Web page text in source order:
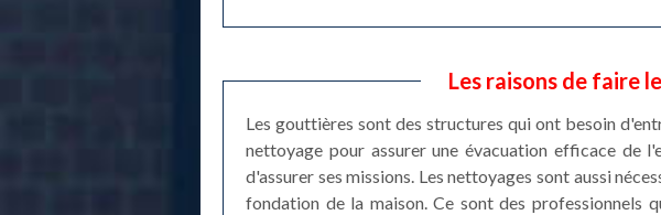
Les raisons de faire
Les gouttières sont des structures qui ont besoin
nettoyage pour assurer une évacuation efficace de
d'assurer ses missions. Les nettoyages sont aussi
fondation de la maison. Ce sont des professionnels